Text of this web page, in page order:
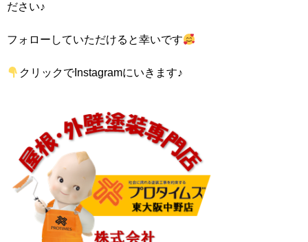
ださい♪
フォローしていただけると幸いです
クリックでInstagramにいきます♪